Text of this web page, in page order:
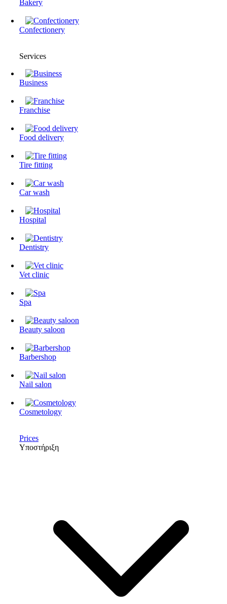
Bakery
Confectionery
Services
Business
Franchise
Food delivery
Tire fitting
Сar wash
Hospital
Dentistry
Vet clinic
Spa
Beauty saloon
Barbershop
Nail salon
Cosmetology
Prices
Υποστήριξη